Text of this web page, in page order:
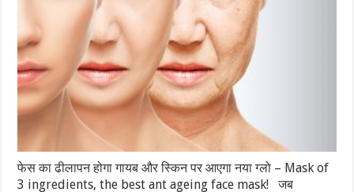
फेस का ढीलापन होगा गायब और स्किन पर आएगा नया ग्लो – Mask of
3 ingredients, the best ant ageing face mask! जब